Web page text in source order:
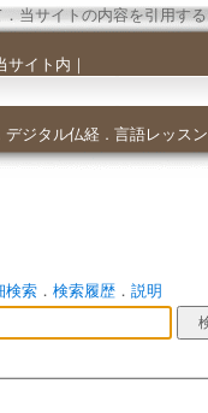
．当サイトの内容を引用する
サイト内 ｜
デジタル仏経． 言語レッスン
検索． 検索履歴． 説明